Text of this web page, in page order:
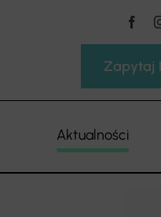
Zapytaj
Aktualności